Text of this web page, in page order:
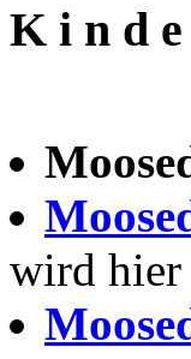
K i n d
wird hier